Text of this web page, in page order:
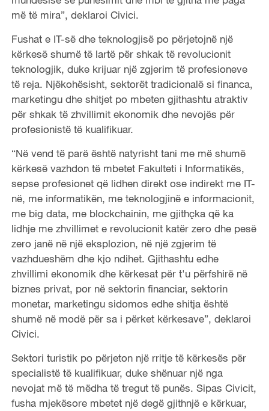
më të mira”, deklaroi Civici.
Fushat e IT-së dhe teknologjisë po përjetojnë një
kërkesë shumë të lartë për shkak të revolucionit
teknologjik, duke krijuar një zgjerim të profesioneve
të reja. Njëkohësisht, sektorët tradicionalë si financa,
marketingu dhe shitjet po mbeten gjithashtu atraktiv
për shkak të zhvillimit ekonomik dhe nevojës për
profesionistë të kualifikuar.
“Në vend të parë është natyrisht tani me më shumë
kërkesë vazhdon të mbetet Fakulteti i Informatikës,
sepse profesionet që lidhen direkt ose indirekt me IT-
në, me informatikën, me teknologjinë e informacionit,
me big data, me blockchainin, me gjithçka që ka
lidhje me zhvillimet e revolucionit katër zero dhe pesë
zero janë në një eksplozion, në një zgjerim të
vazhdueshëm dhe kjo ndihet. Gjithashtu edhe
zhvillimi ekonomik dhe kërkesat për t'u përfshirë në
biznes privat, por në sektorin financiar, sektorin
monetar, marketingu sidomos edhe shitja është
shumë në modë për sa i përket kërkesave”, deklaroi
Civici.
Sektori turistik po përjeton një rritje të kërkesës për
specialistë të kualifikuar, duke shënuar një nga
nevojat më të mëdha të tregut të punës. Sipas Civicit,
fusha mjekësore mbetet një degë gjithnjë e kërkuar,